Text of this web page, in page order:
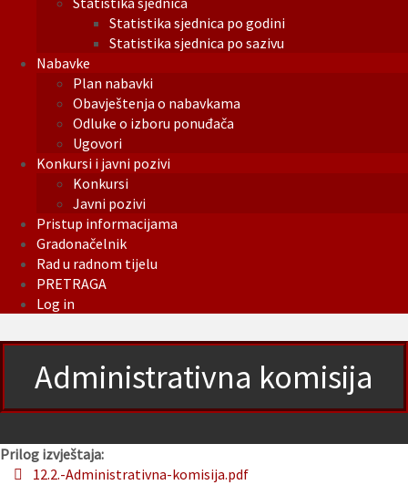
Statistika sjednica po godini
Statistika sjednica po sazivu
Nabavke
Plan nabavki
Obavještenja o nabavkama
Odluke o izboru ponuđača
Ugovori
Konkursi i javni pozivi
Konkursi
Javni pozivi
Pristup informacijama
Gradonačelnik
Rad u radnom tijelu
PRETRAGA
Log in
Administrativna komisija
Prilog izvještaja:
12.2.-Administrativna-komisija.pdf